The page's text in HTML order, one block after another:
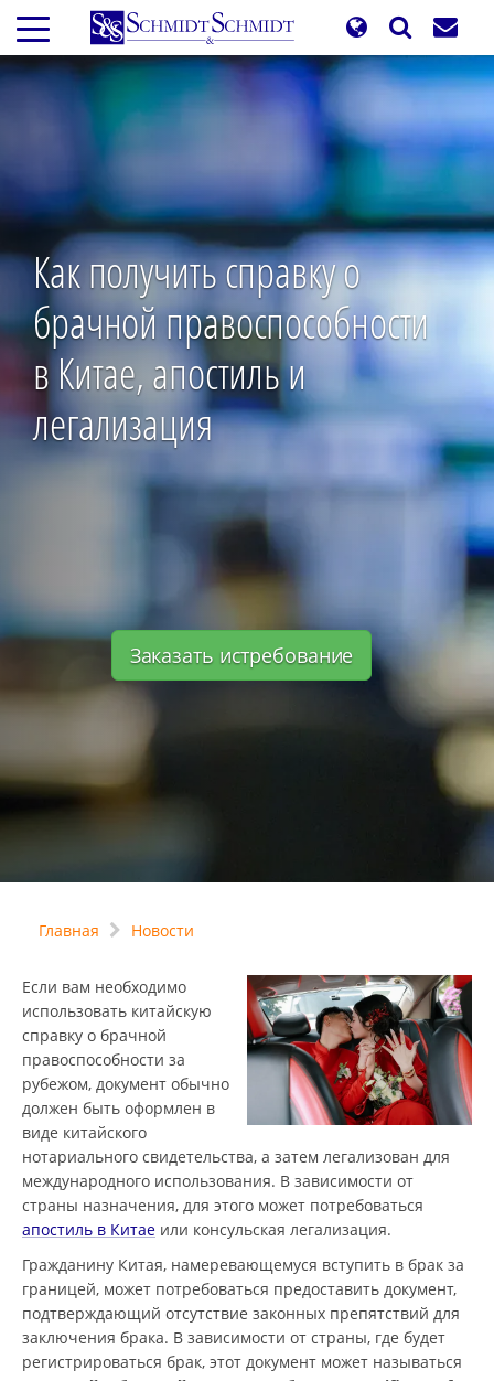
Перейти
основному
содержанию
Как получить справку о
брачной правоспособности
в Китае, апостиль и
легализация
Заказать истребование
Главная Новости
Если вам необходимо
использовать китайскую
справку о брачной
правоспособности за
рубежом, документ обычно
должен быть оформлен в
виде китайского
нотариального свидетельства, а затем легализован для
международного использования. В зависимости от
страны назначения, для этого может потребоваться
апостиль в Китае или консульская легализация.
Гражданину Китая, намеревающемуся вступить в брак за
границей, может потребоваться предоставить документ,
подтверждающий отсутствие законных препятствий для
заключения брака. В зависимости от страны, где будет
регистрироваться брак, этот документ может называться